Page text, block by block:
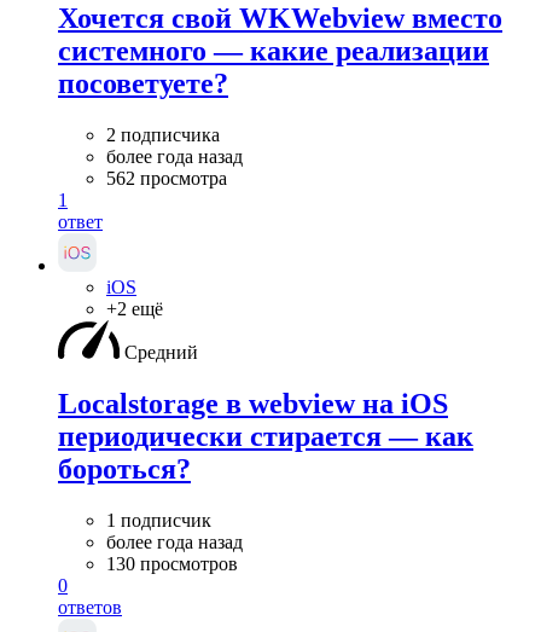
Хочется свой WKWebview вместо
системного — какие реализации
посоветуете?
2 подписчика
более года назад
562 просмотра
1
ответ
iOS
+2 ещё
Средний
Localstorage в webview на iOS
периодически стирается — как
бороться?
1 подписчик
более года назад
130 просмотров
0
ответов